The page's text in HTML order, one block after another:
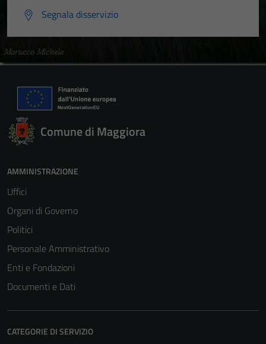
Segnala disservizio
Comune di Maggiora
AMMINISTRAZIONE
Uffici
Organi di Governo
Politici
Personale Amministrativo
Enti e Fondazioni
Documenti e Dati
CATEGORIE DI SERVIZIO